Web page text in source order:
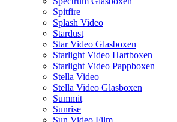
Spitfire
Splash Video
Stardust
Star Video Glasboxen
Starlight Video Hartboxen
Starlight Video Pappboxen
Stella Video
Stella Video Glasboxen
Summit
Sunrise
Sun Video Film